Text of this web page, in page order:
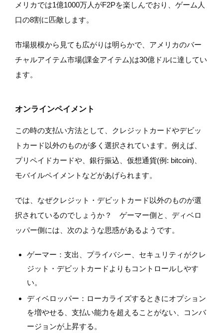
メリカでは1億1000万人がF2Pを楽しんでおり、ゲーム人
口の8割に匹敵します。
市場規模から見ても広がりは明らかで、アメリカのバー
チャルアイテム市場(課金アイテム)は30億ドルに達してい
ます。
オンラインペイメント
この時の支払い方法として、クレジットカードやデビッ
トカード以外のものが多く選択されています。例えば、
プリペイドカードや、銀行振込、仮想通貨(例: bitcoin)、
モバイルペイメントなどがあげられます。
では、なぜクレジット・デビットカード以外のものが選
択されているのでしょうか？ ゲーマー側と、ディベロ
ッパー側には、次のような思惑があるようです。
ゲーマー：支出、プライバシー、セキュリティがクレ
ジット・デビットカードよりもコントロールしやす
い。
ディベロッパー：ローカライズするときにオプション
を増やせる、支払い能力を超えることがない、コンバ
ージョンが上昇する。